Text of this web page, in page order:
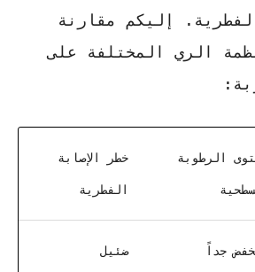
إليكم مقارنة
الري المختلفة على
الرطوبة خطر الإصابة
الفطرية
جداً ضئيل